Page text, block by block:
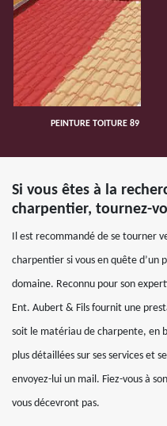
PEINTURE TOITURE 89
Si vous êtes à la
charpentier, tournez-
Il est recommandé de se tourner
charpentier si vous en quête d’un
domaine. Reconnu pour son
Ent. Aubert & Fils fournit une
soit le matériau de charpente, en
plus détaillées sur ses services et
envoyez-lui un mail. Fiez-vous à
vous décevront pas.